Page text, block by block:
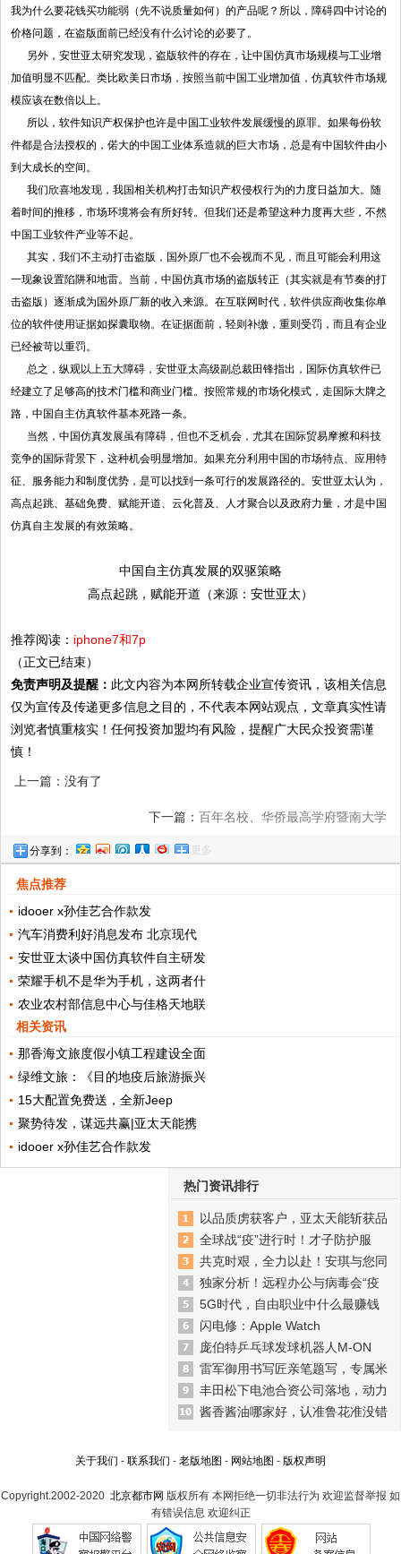
我为什么要花钱买功能弱（先不说质量如何）的产品呢？所以，障碍四中讨论的
价格问题，在盗版面前已经没有什么讨论的必要了。
另外，安世亚太研究发现，盗版软件的存在，让中国仿真市场规模与工业增
加值明显不匹配。类比欧美日市场，按照当前中国工业增加值，仿真软件市场规
模应该在数倍以上。
所以，软件知识产权保护也许是中国工业软件发展缓慢的原罪。如果每份软
件都是合法授权的，偌大的中国工业体系造就的巨大市场，总是有中国软件由小
到大成长的空间。
我们欣喜地发现，我国相关机构打击知识产权侵权行为的力度日益加大。随
着时间的推移，市场环境将会有所好转。但我们还是希望这种力度再大些，不然
中国工业软件产业等不起。
其实，我们不主动打击盗版，国外原厂也不会视而不见，而且可能会利用这
一现象设置陷阱和地雷。当前，中国仿真市场的盗版转正（其实就是有节奏的打
击盗版）逐渐成为国外原厂新的收入来源。在互联网时代，软件供应商收集你单
位的软件使用证据如探囊取物。在证据面前，轻则补缴，重则受罚，而且有企业
已经被苛以重罚。
总之，纵观以上五大障碍，安世亚太高级副总裁田锋指出，国际仿真软件已
经建立了足够高的技术门槛和商业门槛。按照常规的市场化模式，走国际大牌之
路，中国自主仿真软件基本死路一条。
当然，中国仿真发展虽有障碍，但也不乏机会，尤其在国际贸易摩擦和科技
竞争的国际背景下，这种机会明显增加。如果充分利用中国的市场特点、应用特
征、服务能力和制度优势，是可以找到一条可行的发展路径的。安世亚太认为，
高点起跳、基础免费、赋能开道、云化普及、人才聚合以及政府力量，才是中国
仿真自主发展的有效策略。
中国自主仿真发展的双驱策略
高点起跳，赋能开道（来源：安世亚太）
推荐阅读： iphone7和7p
（正文已结束）
免责声明及提醒： 此文内容为本网所转载企业宣传资讯，该相关信息
仅为宣传及传递更多信息之目的，不代表本网站观点，文章真实性请
浏览者慎重核实！任何投资加盟均有风险，提醒广大民众投资需谨
慎！
上一篇：没有了
下一篇： 百年名校、华侨最高学府暨南大学
致敬易事特集团创始人何思模教授
分享到： 更多
焦点推荐
idooer x孙佳艺合作款发
汽车消费利好消息发布 北京现代
安世亚太谈中国仿真软件自主研发
荣耀手机不是华为手机，这两者什
农业农村部信息中心与佳格天地联
相关资讯
那香海文旅度假小镇工程建设全面
绿维文旅：《目的地疫后旅游振兴
15大配置免费送，全新Jeep
聚势待发，谋远共赢|亚太天能携
idooer x孙佳艺合作款发
热门资讯排行
以品质虏获客户，亚太天能斩获品
全球战“疫”进行时！才子防护服
共克时艰，全力以赴！安琪与您同
独家分析！远程办公与病毒会“疫
5G时代，自由职业中什么最赚钱
闪电修：Apple Watch
庞伯特乒乓球发球机器人M-ON
雷军御用书写匠亲笔题写，专属米
丰田松下电池合资公司落地，动力
酱香酱油哪家好，认准鲁花准没错
关于我们 - 联系我们 - 老版地图 - 网站地图 - 版权声明
Copyright.2002-2020 北京都市网 版权所有 本网拒绝一切非法行为 欢迎监督举报 如
有错误信息 欢迎纠正